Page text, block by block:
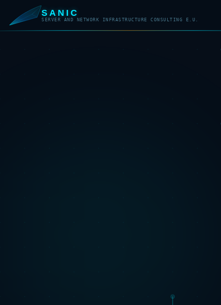
SANIC
SERVER AND NETWORK INFRASTRUCTURE CONSULTING E.U.